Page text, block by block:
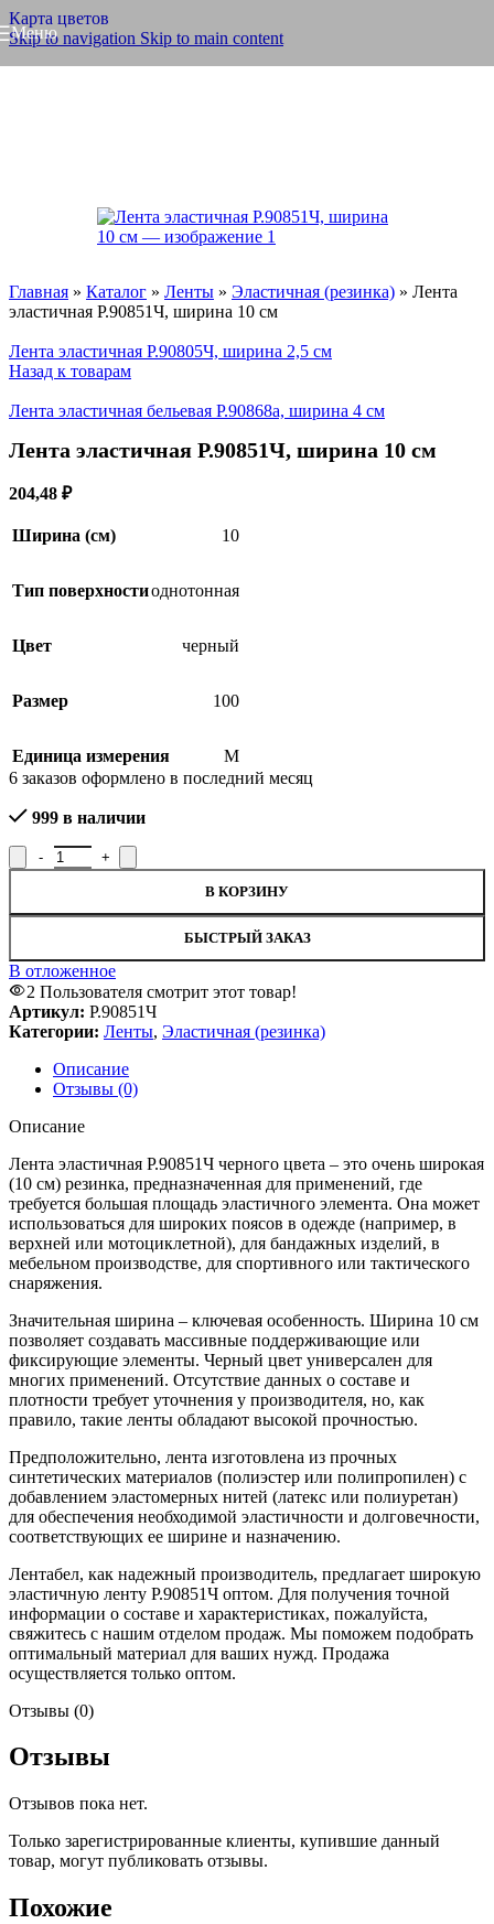
Карта цветов
Skip to navigation Skip to main content
Меню
Главная » Каталог » Ленты » Эластичная (резинка) » Лента
эластичная Р.90851Ч, ширина 10 см
Лента эластичная Р.90805Ч, ширина 2,5 см
Назад к товарам
Лента эластичная бельевая Р.90868а, ширина 4 см
Лента эластичная Р.90851Ч, ширина 10 см
204,48 ₽
Ширина (см) 10
Тип поверхностиоднотонная
Цвет черный
Размер 100
Единица измерения
М
6 заказов оформлено в последний месяц
999 в наличии
Количество товара Лента эластичная Р.90851Ч, ширина 10 см
В КОРЗИНУ
БЫСТРЫЙ ЗАКАЗ
В отложенное
2 Пользователя смотрит этот товар!
Артикул: Р.90851Ч
Категории: Ленты, Эластичная (резинка)
Описание
Отзывы (0)
Описание
Лента эластичная Р.90851Ч черного цвета – это очень широкая
(10 см) резинка, предназначенная для применений, где
требуется большая площадь эластичного элемента. Она может
использоваться для широких поясов в одежде (например, в
верхней или мотоциклетной), для бандажных изделий, в
мебельном производстве, для спортивного или тактического
снаряжения.
Значительная ширина – ключевая особенность. Ширина 10 см
позволяет создавать массивные поддерживающие или
фиксирующие элементы. Черный цвет универсален для
многих применений. Отсутствие данных о составе и
плотности требует уточнения у производителя, но, как
правило, такие ленты обладают высокой прочностью.
Предположительно, лента изготовлена из прочных
синтетических материалов (полиэстер или полипропилен) с
добавлением эластомерных нитей (латекс или полиуретан)
для обеспечения необходимой эластичности и долговечности,
соответствующих ее ширине и назначению.
Лентабел, как надежный производитель, предлагает широкую
эластичную ленту Р.90851Ч оптом. Для получения точной
информации о составе и характеристиках, пожалуйста,
свяжитесь с нашим отделом продаж. Мы поможем подобрать
оптимальный материал для ваших нужд. Продажа
осуществляется только оптом.
Отзывы (0)
Отзывы
Отзывов пока нет.
Только зарегистрированные клиенты, купившие данный
товар, могут публиковать отзывы.
Похожие